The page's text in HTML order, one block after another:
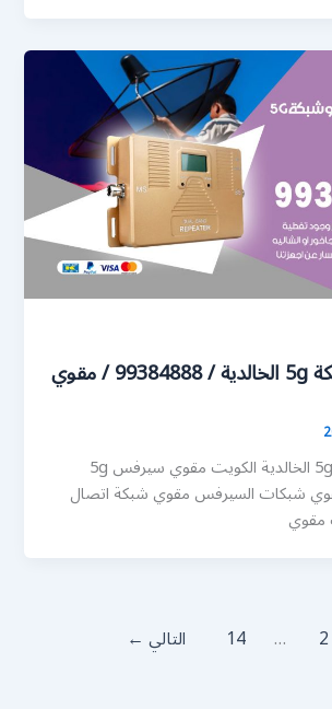
رقم مقوي شبكة 5g الخالدية / 99384888 / مقوي
رقم مقوي شبكة 5g الخالدية الكويت مقوي سيرفس 5g
شبكات السيرفس مقوي شبكة اتصال
مقوي
2
…
14 التالي ←